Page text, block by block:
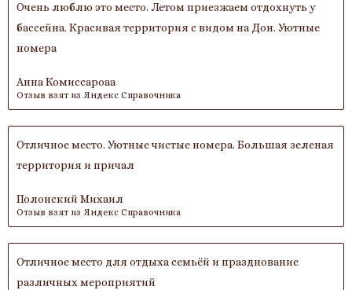
Очень люблю это место. Летом приезжаем отдохнуть у
бассейна. Красивая территория с видом на Дон. Уютные
номера
Анна Комиссароаа
Отзыв взят из Яндекс Справочника
Отличное место. Уютные чистые номера. Большая зеленая
территория и причал
Полонский Михаил
Отзыв взят из Яндекс Справочника
Отличное место для отдыха семьёй и празднование
различных мероприятий